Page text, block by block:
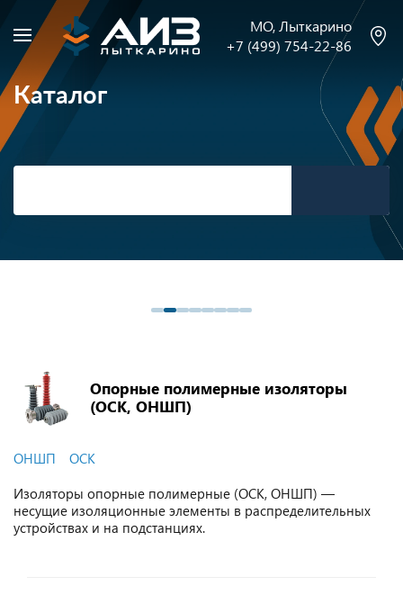
МО, Лыткарино
+7 (499) 754-22-86
Каталог
Опорные полимерные изоляторы
(ОСК, ОНШП)
ОНШП
ОСК
Изоляторы опорные полимерные (ОСК, ОНШП) —
несущие изоляционные элементы в распределительных
устройствах и на подстанциях.